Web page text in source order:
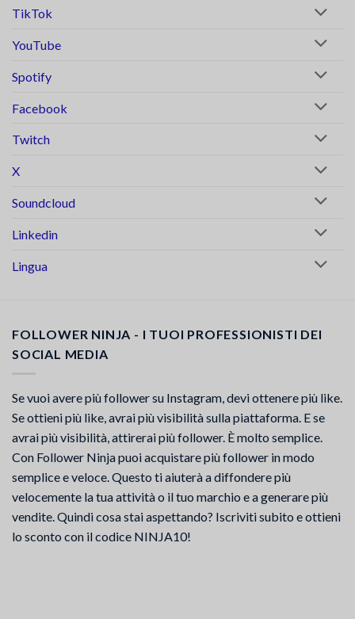
TikTok
YouTube
Spotify
Facebook
Twitch
X
Soundcloud
Linkedin
Lingua
FOLLOWER NINJA - I TUOI PROFESSIONISTI DEI
SOCIAL MEDIA
Se vuoi avere più follower su Instagram, devi ottenere più like.
Se ottieni più like, avrai più visibilità sulla piattaforma. E se
avrai più visibilità, attirerai più follower. È molto semplice.
Con Follower Ninja puoi acquistare più follower in modo
semplice e veloce. Questo ti aiuterà a diffondere più
velocemente la tua attività o il tuo marchio e a generare più
vendite. Quindi cosa stai aspettando? Iscriviti subito e ottieni
lo sconto con il codice NINJA10!